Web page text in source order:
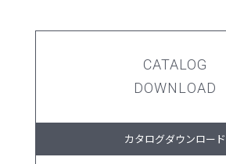
CATALOG
DOWNLOAD
カタログダウンロード